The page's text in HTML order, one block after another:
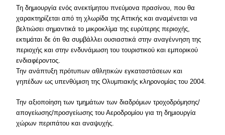
Τη δημιουργία ενός ανεκτίμητου πνεύμονα πρασίνου, που θα
χαρακτηρίζεται από τη χλωρίδα της Αττικής και αναμένεται να
βελτιώσει σημαντικά το μικροκλίμα της ευρύτερης περιοχής,
εκτιμάται δε ότι θα συμβάλλει ουσιαστικά στην αναγέννηση της
περιοχής και στην ενδυνάμωση του τουριστικού και εμπορικού
ενδιαφέροντος.
Την ανάπτυξη πρότυπων αθλητικών εγκαταστάσεων και
γηπέδων ως υπενθύμιση της Ολυμπιακής κληρονομίας του 2004.
Την αξιοποίηση των τμημάτων των διαδρόμων τροχοδρόμησης/
απογείωσης/προσγείωσης του Αεροδρομίου για τη δημιουργία
χώρων περιπάτου και αναψυχής.